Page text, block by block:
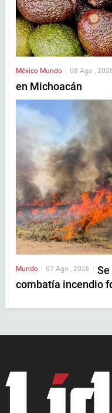
México Mundo | 08 Ago ,
en Michoacán
Mundo | 07 Ago , 2026 |
combatía incendio